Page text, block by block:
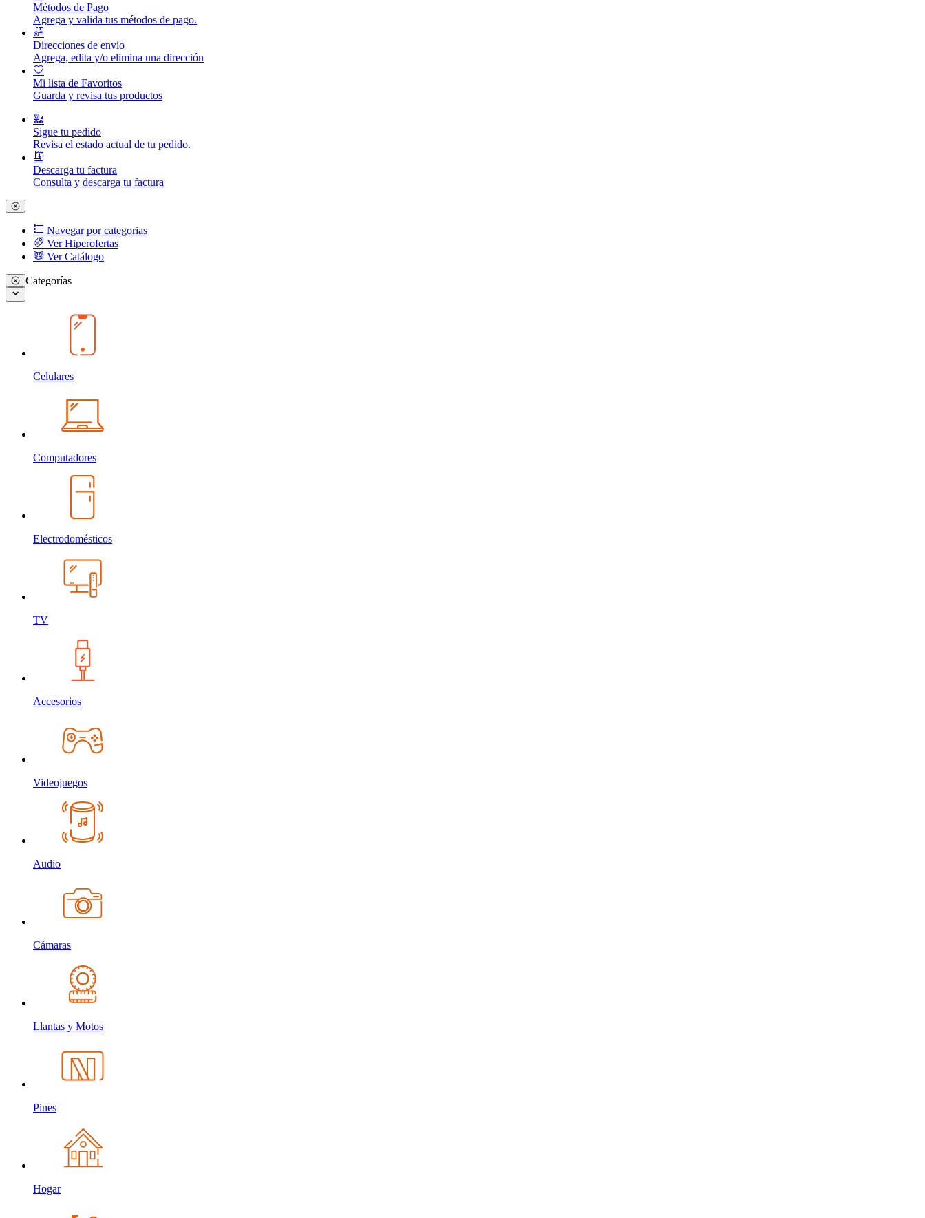
Métodos de Pago
Agrega y valida tus métodos de pago.
Direcciones de envio
Agrega, edita y/o elimina una dirección
Mi lista de Favoritos
Guarda y revisa tus productos
Sigue tu pedido
Revisa el estado actual de tu pedido.
Descarga tu factura
Consulta y descarga tu factura
Navegar por categorias
Ver Hiperofertas
Ver Catálogo
Categorías
Celulares
Computadores
Electrodomésticos
TV
Accesorios
Videojuegos
Audio
Cámaras
Llantas y Motos
Pines
Hogar